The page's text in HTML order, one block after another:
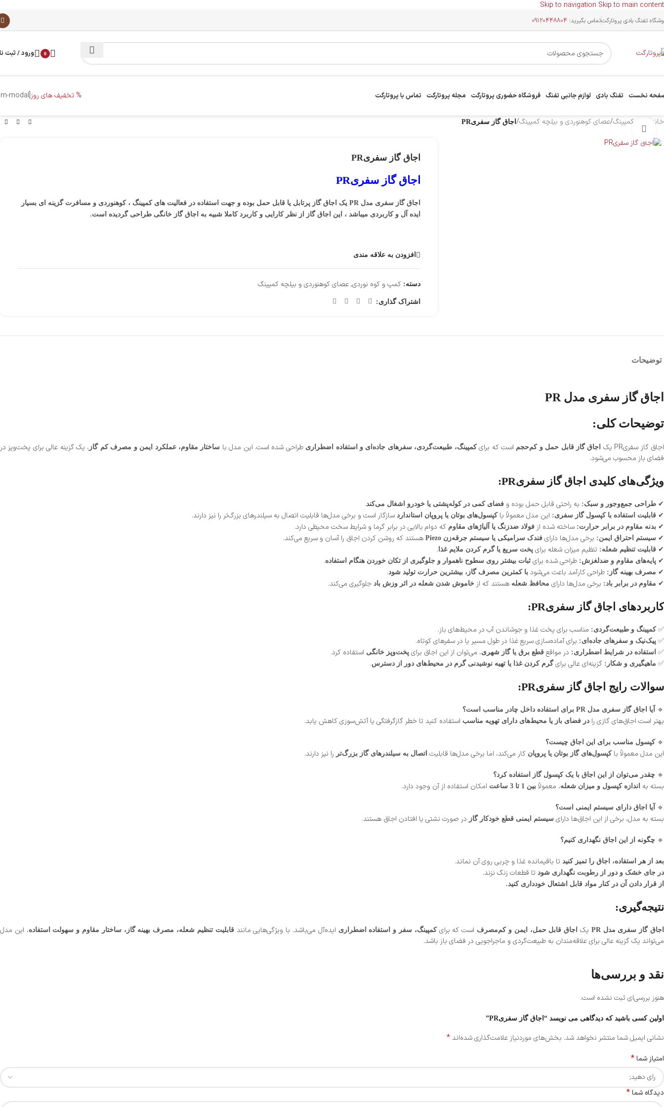
Skip to navigation Skip to main content
تفنگ بادی پروتارگتتماس بگیرید: 09120448804
0 ورود / ثبت
نخست تفنگ بادی لوازم جانبی تفنگ فروشگاه حضوری پروتارگت مجله پروتارگت تماس با پروتارگت % تخفیف های روز[dm-modal]
خانه / لوازم کمپینگ/عصای کوهنوردی و بیلچه کمپینگ/ اجاق گاز سفریPR
اجاق گاز سفریPR
اجاق گاز سفریPR
اجاق گاز سفری مدل PR یک اجاق گاز پرتابل یا قابل حمل بوده و جهت استفاده در فعالیت های کمپینگ ، کوهنوردی و مسافرت گزینه ای بسیار
ایده آل و کاربردی میباشد ، این اجاق گاز از نظر کارایی و کاربرد کاملا شبیه به اجاق گاز خانگی طراحی گردیده است.
افزودن به علاقه مندی
دسته: کمپ و کوه نوردی,عصای کوهنوردی و بیلچه کمپینگ
اشتراک گذاری:
توضیحات
اجاق گاز سفری مدل PR
توضیحات کلی:
اجاق گاز سفریPR یک اجاق گاز قابل حمل و کم‌حجم است که برایکمپینگ، طبیعت‌گردی، سفرهای جاده‌ای و استفاده اضطراری طراحی شده است. این مدل با ساختار مقاوم، عملکرد ایمن و مصرف کم گاز ، یک گزینه عالی برای پخت‌وپز در
فضای باز محسوب می‌شود.
ویژگی‌های کلیدی اجاق گاز سفریPR:
✔ طراحی جمع‌وجور و سبک: به راحتی قابل حمل بوده و فضای کمی در کوله‌پشتی یا خودرو اشغال می‌کند.
✔ قابلیت استفاده با کپسول گاز سفری: این مدل معمولاً باکپسول‌های بوتان یا پروپان استاندارد سازگار است و برخی مدل‌ها قابلیت اتصال به سیلندرهای بزرگ‌تر را نیز دارند.
✔ بدنه مقاوم در برابر حرارت: ساخته شده از فولاد ضدزنگ یا آلیاژهای مقاوم که دوام بالایی در برابر گرما و شرایط سخت محیطی دارد.
✔ سیستم احتراق ایمن: برخی مدل‌ها دارای فندک سرامیکی یا سیستم جرقه‌زن Piezo
هستند که روشن کردن اجاق را آسان و سریع می‌کند.
✔ قابلیت تنظیم شعله: تنظیم میزان شعله برای پخت سریع یا گرم کردن ملایم غذا .
✔ پایه‌های مقاوم و ضدلغزش: طراحی شده برای ثبات بیشتر روی سطوح ناهموار و جلوگیری از تکان خوردن هنگام استفاده.
✔ مصرف بهینه گاز: طراحی کارآمد باعث می‌شود با کمترین مصرف گاز، بیشترین حرارت تولید شود.
✔ مقاوم در برابر باد: برخی مدل‌ها دارای محافظ شعله هستند که از خاموش شدن شعله در اثر وزش باد جلوگیری می‌کند.
کاربردهای اجاق گاز سفریPR:
✅کمپینگ و طبیعت‌گردی: مناسب برای پخت غذا و جوشاندن آب در محیط‌های باز.
✅ پیک‌نیک و سفرهای جاده‌ای: برای آماده‌سازی سریع غذا در طول مسیر یا در سفرهای کوتاه.
✅ استفاده در شرایط اضطراری: در مواقع قطع برق یا گاز شهری، می‌توان از این اجاق برای پخت‌وپز خانگی استفاده کرد.
✅ ماهیگیری و شکار: گزینه‌ای عالی برایگرم کردن غذا یا تهیه نوشیدنی گرم در محیط‌های دور از دسترس.
سوالات رایج اجاق گاز سفریPR:
🔹 آیا اجاق گاز سفری مدل PR برای استفاده داخل چادر مناسب است؟
بهتر است اجاق‌های گازی را در فضای باز یا محیط‌های دارای تهویه مناسب استفاده کنید تا خطر گازگرفتگی یا آتش‌سوزی کاهش یابد.
🔹کپسول مناسب برای این اجاق چیست؟
این مدل معمولاً باکپسول‌های گاز بوتان یا پروپان کار می‌کند، اما برخی مدل‌ها قابلیت اتصال به سیلندرهای گاز بزرگ‌تر را نیز دارند.
🔹 چقدر می‌توان از این اجاق با یک کپسول گاز استفاده کرد؟
بسته به اندازه کپسول و میزان شعله، معمولاً بین 1 تا 3 ساعت امکان استفاده از آن وجود دارد.
🔹 آیا اجاق دارای سیستم ایمنی است؟
بسته به مدل، برخی از این اجاق‌ها دارای سیستم ایمنی قطع خودکار گاز در صورت نشتی یا افتادن اجاق هستند.
🔹 چگونه از این اجاق نگهداری کنیم؟
بعد از هر استفاده، اجاق را تمیز کنید تا باقیمانده غذا و چربی روی آن نماند.
در جای خشک و دور از رطوبت نگهداری شود تا قطعات زنگ نزند.
از قرار دادن آن در کنار مواد قابل اشتعال خودداری کنید.
نتیجه‌گیری:
اجاق گاز سفری مدل PR یک اجاق قابل حمل، ایمن و کم‌مصرف است که برایکمپینگ، سفر و استفاده اضطراری ایده‌آل می‌باشد. با ویژگی‌هایی مانندقابلیت تنظیم شعله، مصرف بهینه گاز، ساختار مقاوم و سهولت استفاده، این مدل
می‌تواند یک گزینه عالی برای علاقه‌مندان به طبیعت‌گردی و ماجراجویی در فضای باز باشد.
نقد و بررسی‌ها
هنوز بررسی‌ای ثبت نشده است.
اولین کسی باشید که دیدگاهی می نویسد “اجاق گاز سفریPR”
نشانی ایمیل شما منتشر نخواهد شد. بخش‌های موردنیاز علامت‌گذاری شده‌اند*
امتیاز شما*
دیدگاه شما*